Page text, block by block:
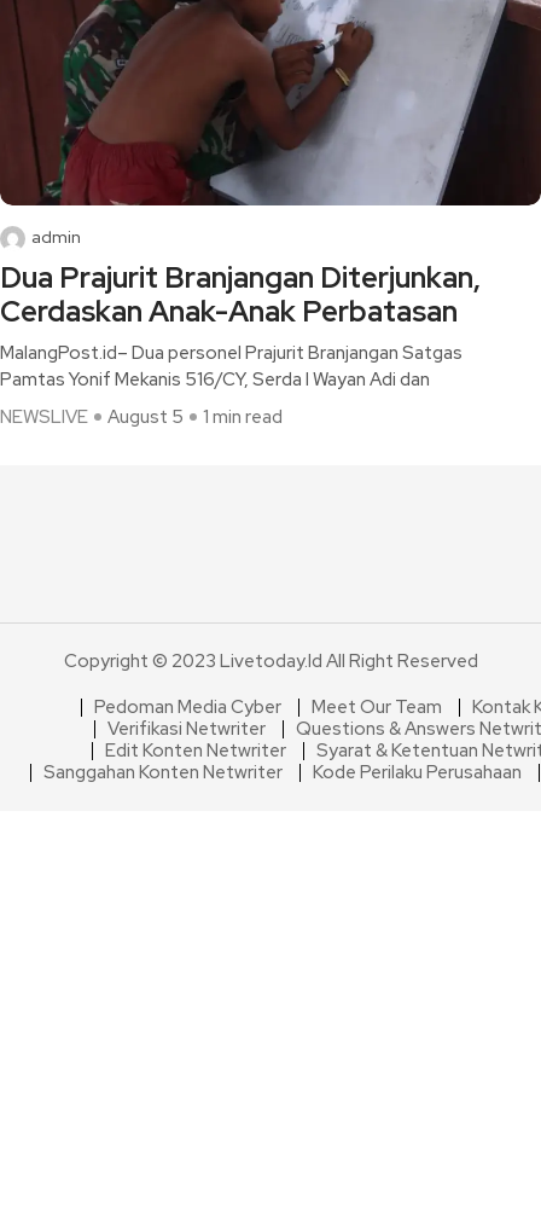
admin
Dua Prajurit Branjangan Diterjunkan,
Cerdaskan Anak-Anak Perbatasan
MalangPost.id– Dua personel Prajurit Branjangan Satgas
Pamtas Yonif Mekanis 516/CY, Serda I Wayan Adi dan
NEWSLIVE
August 5 1 min read
Copyright © 2023 Livetoday.id All Right Reserved
Pedoman Media Cyber
Meet Our Team
Kontak
Verifikasi Netwriter
Questions & Answers
Edit Konten Netwriter
Syarat & Ketentuan
Sanggahan Konten Netwriter
Kode Perilaku Perusahaan